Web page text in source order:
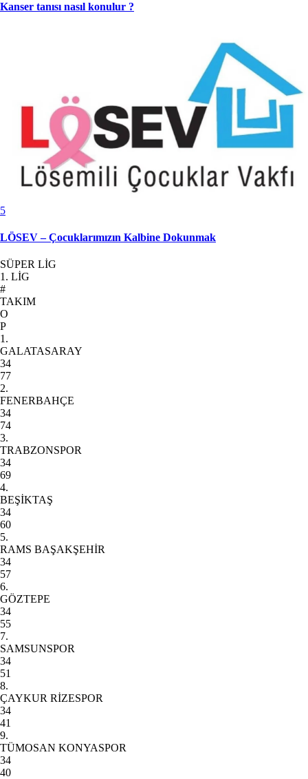
Kanser tanısı nasıl konulur ?
5
LÖSEV – Çocuklarımızın Kalbine Dokunmak
SÜPER LİG
1. LİG
#
TAKIM
O
P
1.
GALATASARAY
34
77
2.
FENERBAHÇE
34
74
3.
TRABZONSPOR
34
69
4.
BEŞİKTAŞ
34
60
5.
RAMS BAŞAKŞEHİR
34
57
6.
GÖZTEPE
34
55
7.
SAMSUNSPOR
34
51
8.
ÇAYKUR RİZESPOR
34
41
9.
TÜMOSAN KONYASPOR
34
40